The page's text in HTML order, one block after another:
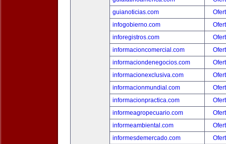
guianoticias.com
infogobierno.com
inforegistros.com
informacioncomercial.com
informaciondenegocios.com
informacionexclusiva.com
informacionmundial.com
informacionpractica.com
informeagropecuario.com
informeambiental.com
informesdemercado.com